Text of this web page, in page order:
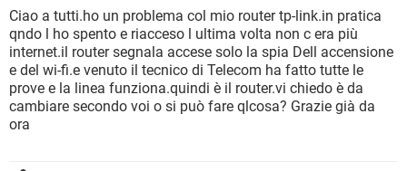
HARDWARE
INSTAGRAM WHATSAPP
TIKTOK FACEBOOK
HARDWARE
iOS WINDOWS 10
INSTAGRAM WHATSAPP
TIKTOK FACEBOOK
HARDWARE
COVID-19 GAMING
INTRATTENIMENTO ANDROID
iOS WINDOWS 10
INSTAGRAM WHATSAPP
TIKTOK
Ciao a tutti.ho un problema col mio router tp-link.in pratica
qndo l ho spento e riacceso l ultima volta non c era più
internet.il router segnala accese solo la spia Dell accensione
e del wi-fi.e venuto il tecnico di Telecom ha fatto tutte le
prove e la linea funziona.quindi è il router.vi chiedo è da
cambiare secondo voi o si può fare qlcosa? Grazie già da
ora